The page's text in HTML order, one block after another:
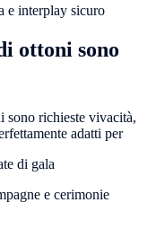
e interplay sicuro
ottoni sono
sono richieste vivacità,
adatti per
di gala
e cerimonie